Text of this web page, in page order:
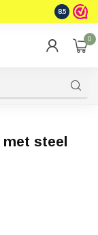
8.5
0
met steel